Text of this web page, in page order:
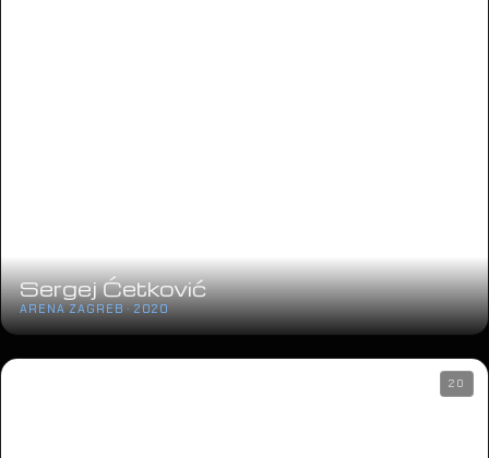
Sergej Ćetković
ARENA ZAGREB · 2020
20